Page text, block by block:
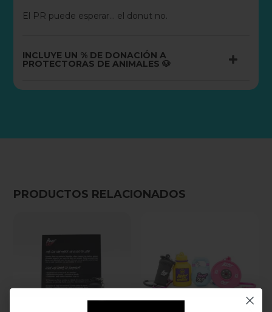
El PR puede esperar… el donut no.
INCLUYE UN % DE DONACIÓN A
PROTECTORAS DE ANIMALES 🐶
PRODUCTOS RELACIONADOS